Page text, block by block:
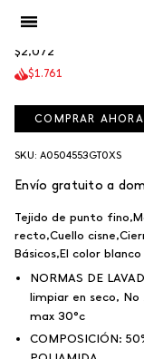
contenido
Buzo Rolon
$2,072
$1.761
COMPRAR AHORA
SKU: A0504553GT0XS
Envío gratuito a
Tejido de punto
recto,Cuello
Básicos,El color
NORMAS DE
limpiar en seco, No
max 30°c
COMPOSICIÓN: